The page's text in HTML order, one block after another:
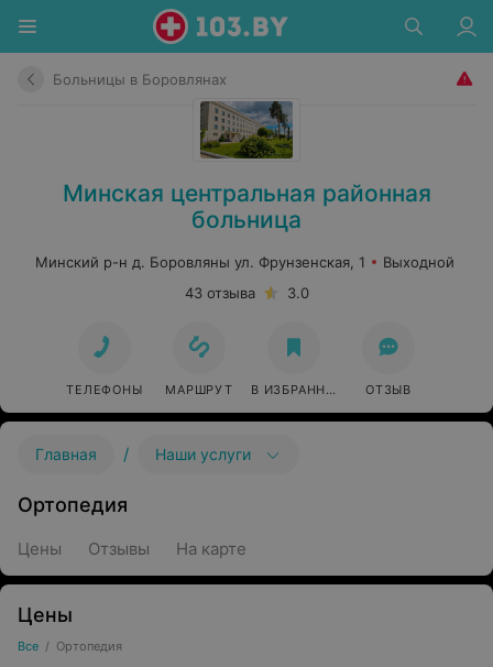
Больницы в Боровлянах
Минская центральная районная
больница
Минский р-н д. Боровляны ул. Фрунзенская, 1
Выходной
43 отзыва
3.0
ТЕЛЕФОНЫ МАРШРУТ В ИЗБРАННОЕ ОТЗЫВ
Главная / Наши услуги
Ортопедия
Цены Отзывы На карте
Цены
Все / Ортопедия